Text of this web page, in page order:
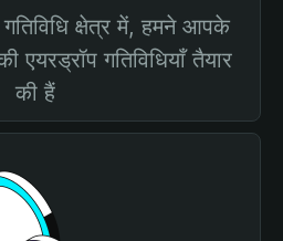
क्षेत्र में, हमने आपके
एयरड्रॉप गतिविधियाँ तैयार
की हैं